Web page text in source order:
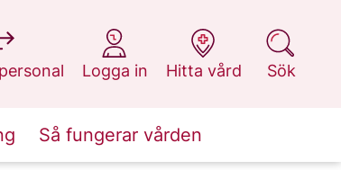
Logga in
på 1177.se
Hitta vård
på 1177.se
Sök
på 1177.se
Så fungerar vården